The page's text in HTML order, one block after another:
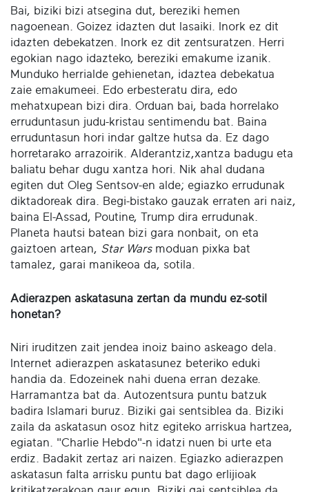
Bai, biziki bizi atsegina dut, bereziki hemen
nagoenean. Goizez idazten dut lasaiki. Inork ez dit
idazten debekatzen. Inork ez dit zentsuratzen. Herri
egokian nago idazteko, bereziki emakume izanik.
Munduko herrialde gehienetan, idaztea debekatua
zaie emakumeei. Edo erbesteratu dira, edo
mehatxupean bizi dira. Orduan bai, bada horrelako
erruduntasun judu-kristau sentimendu bat. Baina
erruduntasun hori indar galtze hutsa da. Ez dago
horretarako arrazoirik. Alderantziz,xantza badugu eta
baliatu behar dugu xantza hori. Nik ahal dudana
egiten dut Oleg Sentsov-en alde; egiazko errudunak
diktadoreak dira. Begi-bistako gauzak erraten ari naiz,
baina El-Assad, Poutine, Trump dira errudunak.
Planeta hautsi batean bizi gara nonbait, on eta
gaiztoen artean, Star Warsmoduan pixka bat
tamalez, garai manikeoa da, sotila.
Adierazpen askatasuna zertan da mundu ez-sotil
honetan?
Niri iruditzen zait jendea inoiz baino askeago dela.
Internet adierazpen askatasunez beteriko eduki
handia da. Edozeinek nahi duena erran dezake.
Harramantza bat da. Autozentsura puntu batzuk
badira Islamari buruz. Biziki gai sentsiblea da. Biziki
zaila da askatasun osoz hitz egiteko arriskua hartzea,
egiatan. "Charlie Hebdo"-n idatzi nuen bi urte eta
erdiz. Badakit zertaz ari naizen. Egiazko adierazpen
askatasun falta arrisku puntu bat dago erlijioak